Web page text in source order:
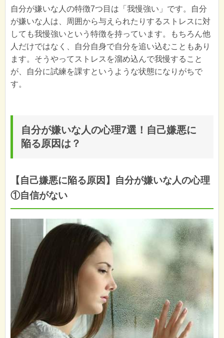
自分が嫌いな人の特徴7つ目は「我慢強い」です。自分
が嫌いな人は、周囲から与えられたりするストレスに対
しても我慢強いという特徴を持っています。もちろん他
人だけではなく、自分自身で自分を追い込むこともあり
ます。そうやってストレスを溜め込んで我慢すること
が、自分に試練を課すというような状態になりがちで
す。
自分が嫌いな人の心理7選！自己嫌悪に
陥る原因は？
【自己嫌悪に陥る原因】自分が嫌いな人の心理
①自信がない